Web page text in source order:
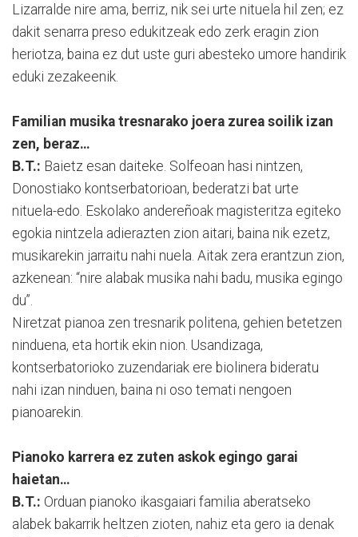
Lizarralde nire ama, berriz, nik sei urte nituela hil zen; ez
dakit senarra preso edukitzeak edo zerk eragin zion
heriotza, baina ez dut uste guri abesteko umore handirik
eduki zezakeenik.
Familian musika tresnarako joera zurea soilik izan
zen, beraz…
B.T.: Baietz esan daiteke. Solfeoan hasi nintzen,
Donostiako kontserbatorioan, bederatzi bat urte
nituela-edo. Eskolako andereñoak magisteritza egiteko
egokia nintzela adierazten zion aitari, baina nik ezetz,
musikarekin jarraitu nahi nuela. Aitak zera erantzun zion,
azkenean: “nire alabak musika nahi badu, musika egingo
du”.
Niretzat pianoa zen tresnarik politena, gehien betetzen
ninduena, eta hortik ekin nion. Usandizaga,
kontserbatorioko zuzendariak ere biolinera bideratu
nahi izan ninduen, baina ni oso temati nengoen
pianoarekin.
Pianoko karrera ez zuten askok egingo garai
haietan…
B.T.: Orduan pianoko ikasgaiari familia aberatseko
alabek bakarrik heltzen zioten, nahiz eta gero ia denak